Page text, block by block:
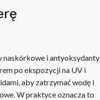
naskórkowe i antyoksydanty
po ekspozycji na UV i
aby zatrzymać wodę i
W praktyce oznacza to